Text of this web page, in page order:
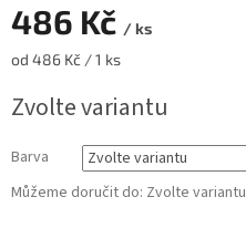
486 Kč / ks
Měrná
od 486 Kč / 1 ks
Zvolte variantu
Barva
Můžeme doručit do: Zvolte variantu